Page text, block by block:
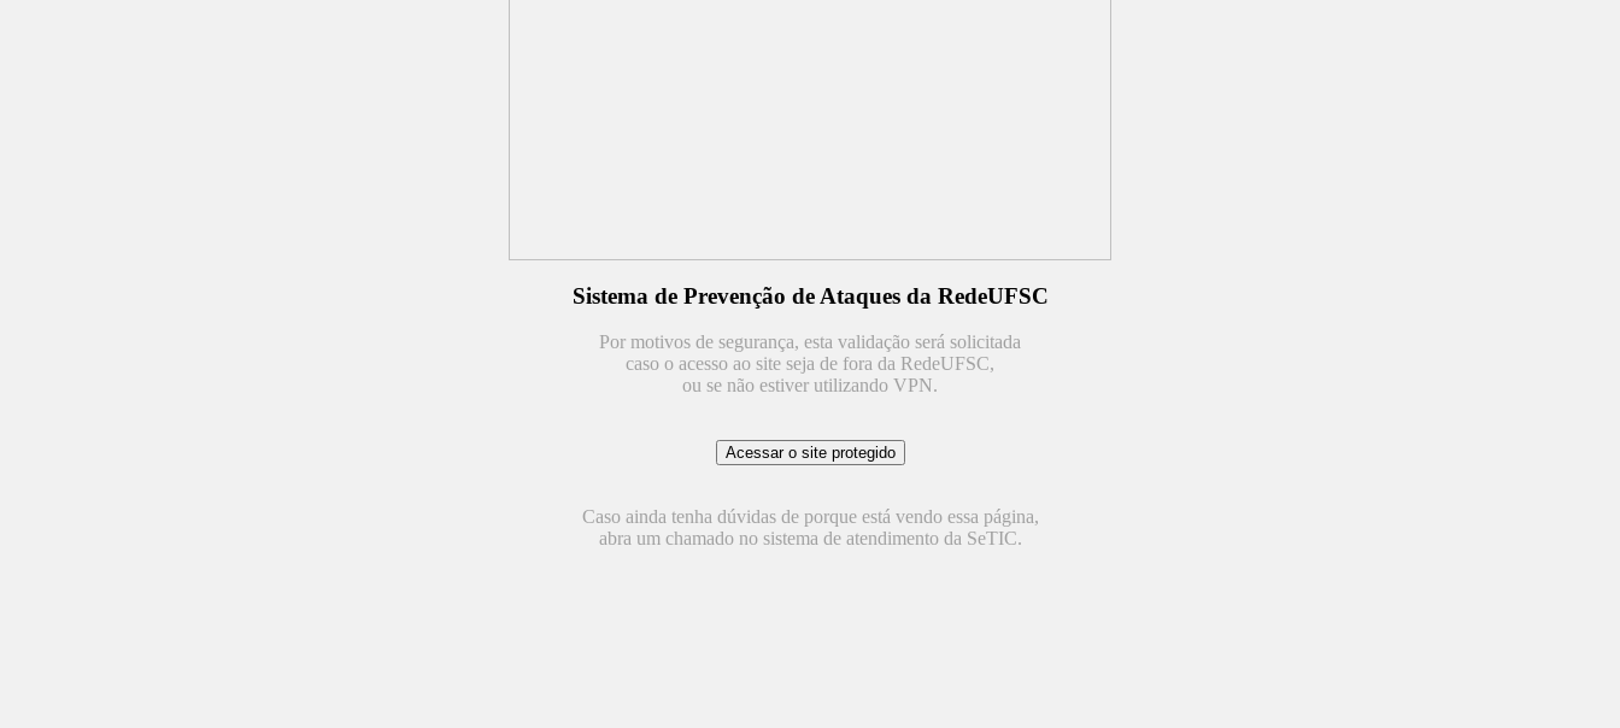
Sistema de Prevenção de Ataques da RedeUFSC
Por motivos de segurança, esta validação será solicitada
caso o acesso ao site seja de fora da RedeUFSC,
ou se não estiver utilizando VPN.
Caso ainda tenha dúvidas de porque está vendo essa página,
abra um chamado no sistema de atendimento da SeTIC.